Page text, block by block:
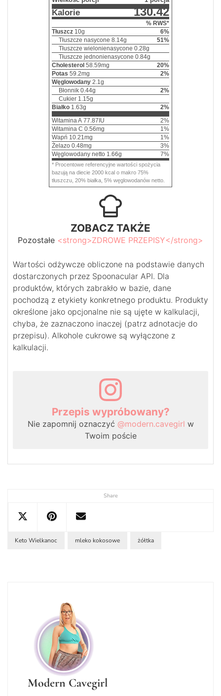
Share
Kalorie 130.42
% RWS*
Tłuszcz 10g 6%
Tłuszcze nasycone 8.14g 51%
Tłuszcze wielonienasycone 0.28g
Tłuszcze jednonienasycone 0.84g
Cholesterol 58.59mg 20%
Potas 59.2mg 2%
Węglowodany 2.1g
Błonnik 0.44g 2%
Cukier 1.15g
Białko 1.63g 2%
Witamina A 77.87 IU 2%
Witamina C 0.56mg 1%
Wapń 10.21mg 1%
Żelazo 0.48mg 3%
Węglowodany netto 1.66g 7%
* Procentowe referencyjne wartości spożycia
bazują na diecie 2000 kcal o makro 75%
tłuszczu, 20% białka, 5% węglowodanów netto.
ZOBACZ TAKŻE
Pozostałe <strong>ZDROWE PRZEPISY</strong>
Wartości odżywcze obliczone na podstawie danych
dostarczonych przez Spoonacular API. Dla
produktów, których zabrakło w bazie, dane
pochodzą z etykiety konkretnego produktu. Produkty
określone jako opcjonalne nie są ujęte w kalkulacji,
chyba, że zaznaczono inaczej (patrz adnotacje do
przepisu). Alkohole cukrowe są wyłączone z
kalkulacji.
Przepis wypróbowany?
Nie zapomnij oznaczyć @modern.cavegirl w
Twoim poście
Keto Wielkanoc mleko kokosowe żółtka
Modern Cavegirl